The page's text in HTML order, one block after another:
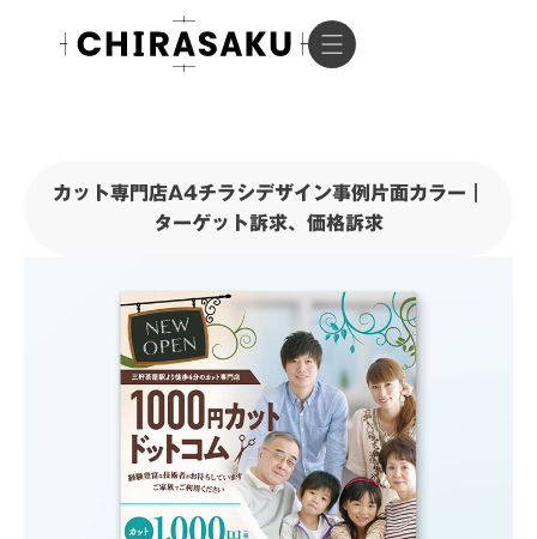
カット専門店A4チラシデザイン事例片面カラー｜
ターゲット訴求、価格訴求